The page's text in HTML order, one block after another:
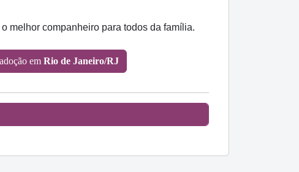
melhor companheiro para todos da família.
em Rio de Janeiro/RJ